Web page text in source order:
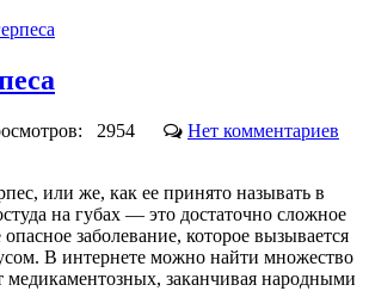
2954 Нет комментариев
или же, как ее принято называть в
на губах — это достаточно сложное
заболевание, которое вызывается
В интернете можно найти множество
медикаментозных, заканчивая народными